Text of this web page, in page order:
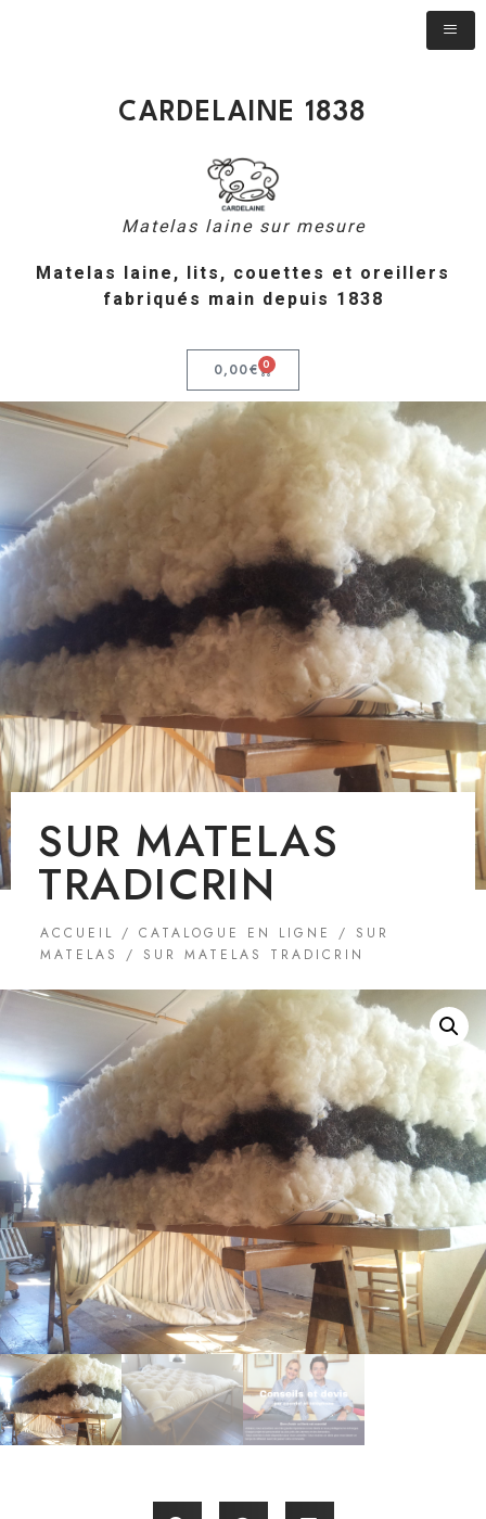
CARDELAINE 1838
Matelas laine sur mesure
Matelas laine, lits, couettes et oreillers
fabriqués main depuis 1838
0,00€ 0
SUR MATELAS
TRADICRIN
ACCUEIL / CATALOGUE EN LIGNE / SUR
MATELAS
/ SUR MATELAS TRADICRIN